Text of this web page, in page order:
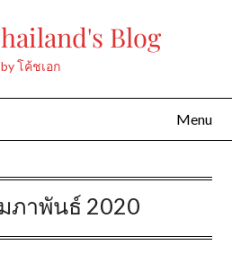
Blog
by โค้ชเอก
Menu
ภาพันธ์ 2020